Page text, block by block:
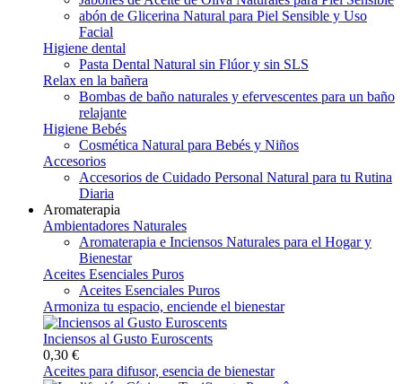
abón de Glicerina Natural para Piel Sensible y Uso
Facial
Higiene dental
Pasta Dental Natural sin Flúor y sin SLS
Relax en la bañera
Bombas de baño naturales y efervescentes para un baño
relajante
Higiene Bebés
Cosmética Natural para Bebés y Niños
Accesorios
Accesorios de Cuidado Personal Natural para tu Rutina
Diaria
Aromaterapia
Ambientadores Naturales
Aromaterapia e Inciensos Naturales para el Hogar y
Bienestar
Aceites Esenciales Puros
Aceites Esenciales Puros
Armoniza tu espacio, enciende el bienestar
Inciensos al Gusto Euroscents
0,30 €
Aceites para difusor, esencia de bienestar